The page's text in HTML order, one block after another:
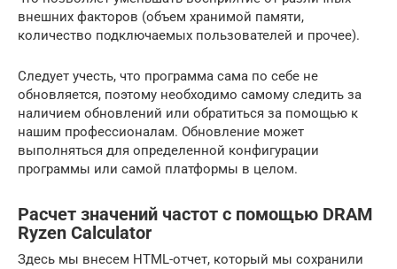
внешних факторов (объем хранимой памяти,
количество подключаемых пользователей и прочее).
Следует учесть, что программа сама по себе не
обновляется, поэтому необходимо самому следить за
наличием обновлений или обратиться за помощью к
нашим профессионалам. Обновление может
выполняться для определенной конфигурации
программы или самой платформы в целом.
Расчет значений частот с помощью DRAM
Ryzen Calculator
Здесь мы внесем HTML-отчет, который мы сохранили